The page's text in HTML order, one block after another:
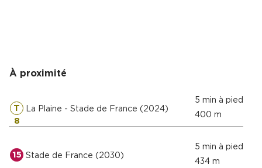
À proximité
T
8
La Plaine - Stade de France (2024)
5 min à pied
400 m
15 Stade de France (2030)
5 min à pied
434 m